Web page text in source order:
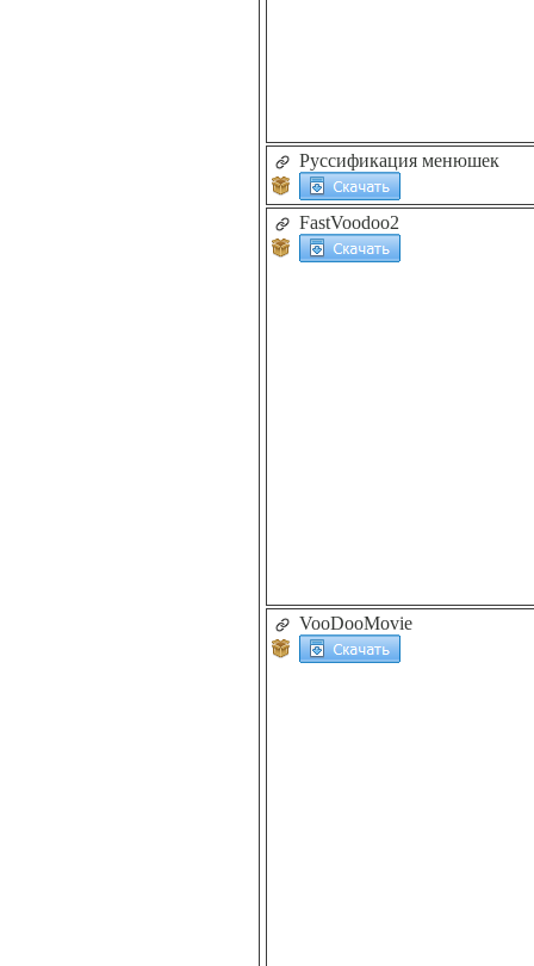
Руссификация менюшек
FastVoodoo2
VooDooMovie